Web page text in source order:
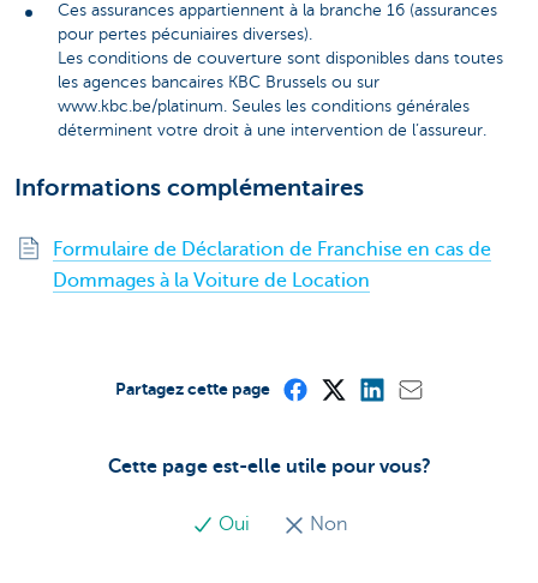
Ces assurances appartiennent à la branche 16 (assurances
pour pertes pécuniaires diverses).
Les conditions de couverture sont disponibles dans toutes
les agences bancaires KBC Brussels ou sur
www.kbc.be/platinum. Seules les conditions générales
déterminent votre droit à une intervention de l’assureur.
Informations complémentaires
Formulaire de Déclaration de Franchise en cas de
Dommages à la Voiture de Location
Cette page est-elle utile pour vous?
Oui Non
Partagez cette page